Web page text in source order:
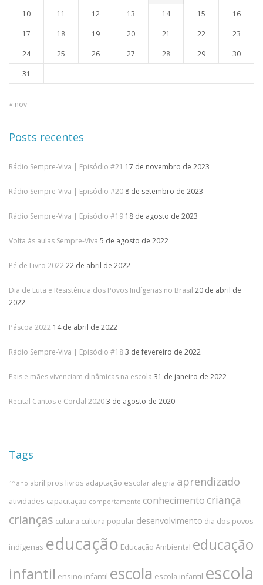
10
11 12 13 14 15
16
17
18 19 20 21 22
23
24
25 26 27 28 29
30
31
« nov
Posts recentes
Rádio Sempre-Viva | Episódio #21 17 de novembro de 2023
Rádio Sempre-Viva | Episódio #20 8 de setembro de 2023
Rádio Sempre-Viva | Episódio #19 18 de agosto de 2023
Volta às aulas Sempre-Viva 5 de agosto de 2022
Pé de Livro 2022 22 de abril de 2022
Dia de Luta e Resistência dos Povos Indígenas no Brasil 20 de abril de
2022
Páscoa 2022 14 de abril de 2022
Rádio Sempre-Viva | Episódio #183 de fevereiro de 2022
Pais e mães vivenciam dinâmicas na escola 31 de janeiro de 2022
Recital Cantos e Cordal 20203 de agosto de 2020
Tags
1º ano abril pros livros adaptação escolar alegria aprendizado
atividades capacitação comportamento conhecimentocriança
crianças cultura cultura popular desenvolvimento dia dos povos
indígenas educação Educação Ambiental educação
infantil ensino infantil escola escola infantil escola